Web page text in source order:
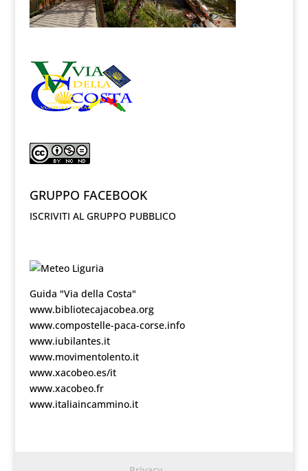
GRUPPO FACEBOOK
ISCRIVITI AL GRUPPO PUBBLICO
Guida "Via della Costa"
www.bibliotecajacobea.org
www.compostelle-paca-corse.info
www.iubilantes.it
www.movimentolento.it
www.xacobeo.es/it
www.xacobeo.fr
www.italiaincammino.it